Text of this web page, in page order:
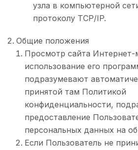
узла в компьютерной
протоколу TCP/IP.
Общие положения
Просмотр сайта Интернет-
использование его
подразумевают
принятой там Политикой
конфиденциальности,
предоставление
персональных данных на
Если Пользователь не